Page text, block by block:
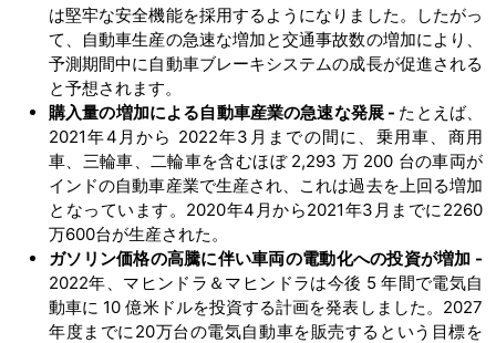
は堅牢な安全機能を採用するようになりました。したがっ
て、自動車生産の急速な増加と交通事故数の増加により、
予測期間中に自動車ブレーキシステムの成長が促進される
と予想されます。
購入量の増加による自動車産業の急速な発展 - たとえば、
2021年4月から 2022年3月までの間に、乗用車、商用
車、三輪車、二輪車を含むほぼ 2,293 万 200 台の車両が
インドの自動車産業で生産され、これは過去を上回る増加
となっています。2020年4月から2021年3月までに2260
万600台が生産された。
ガソリン価格の高騰に伴い車両の電動化への投資が増加 -
2022年、マヒンドラ＆マヒンドラは今後 5 年間で電気自
動車に 10 億米ドルを投資する計画を発表しました。2027
年度までに20万台の電気自動車を販売するという目標を